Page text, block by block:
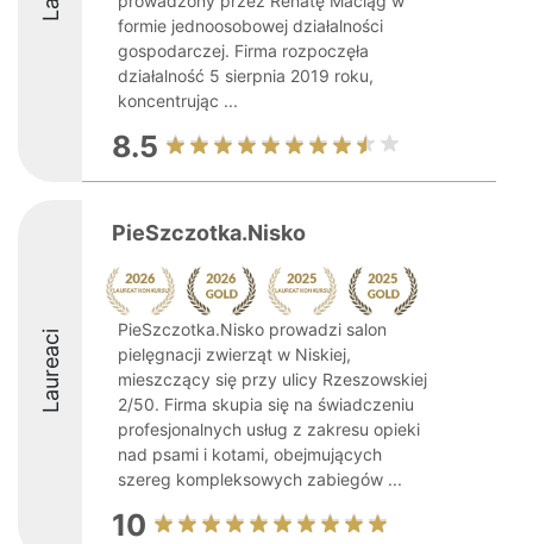
formie jednoosobowej działalności
gospodarczej. Firma rozpoczęła
działalność 5 sierpnia 2019 roku,
koncentrując ...
8.5
Laureaci
PieSzczotka.Nisko
PieSzczotka.Nisko prowadzi salon
pielęgnacji zwierząt w Niskiej,
mieszczący się przy ulicy Rzeszowskiej
2/50. Firma skupia się na świadczeniu
profesjonalnych usług z zakresu opieki
nad psami i kotami, obejmujących
szereg kompleksowych zabiegów ...
10